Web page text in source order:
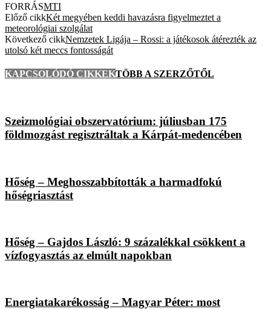
FORRÁSMTI
Előző cikkKét megyében keddi havazásra figyelmeztet a
meteorológiai szolgálat
Következő cikkNemzetek Ligája – Rossi: a játékosok átérezték az
utolsó két meccs fontosságát
KAPCSOLÓDÓ CIKKEKTÖBB A SZERZŐTŐL
Szeizmológiai obszervatórium: júliusban 175
földmozgást regisztráltak a Kárpát-medencében
Hőség – Meghosszabbították a harmadfokú
hőségriasztást
Hőség – Gajdos László: 9 százalékkal csökkent a
vízfogyasztás az elmúlt napokban
Energiatakarékosság – Magyar Péter: most